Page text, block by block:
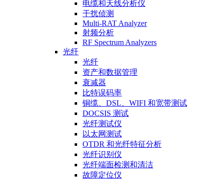
电缆和天线分析仪
干扰侦测
Multi-RAT Analyzer
射频分析
RF Spectrum Analyzers
光纤
光纤
资产和数据管理
衰减器
比特误码率
铜缆、DSL、WIFI 和宽带测试
DOCSIS 测试
光纤测试仪
以太网测试
OTDR 和光纤特征分析
光纤识别仪
光纤端面检测和清洁
故障定位仪